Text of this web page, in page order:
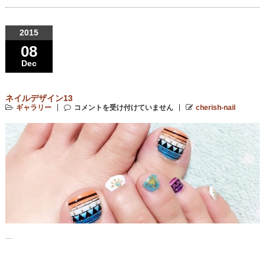
2015
08
Dec
ネイルデザイン13
ギャラリー コメントを受け付けていません cherish-nail